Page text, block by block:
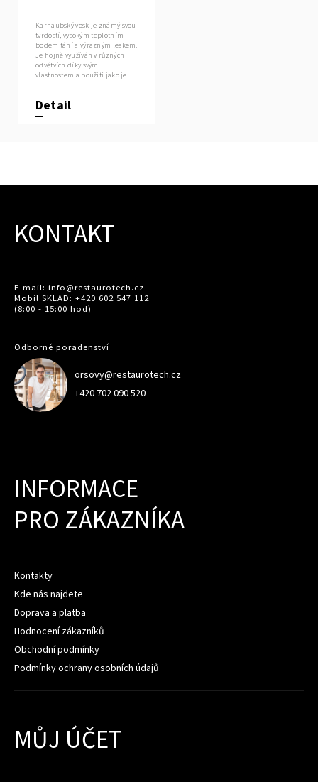
Detail
Karnaubský vosk je známý svou
tvrdostí, vysokým teplotním
bodem tání a výrazným leskem.
Je hojně využíván v různých
odvětvích díky svým
vlastnostem a použití jako je
KONTAKT
E-mail: info@restaurotech.cz
Mobil SKLAD: +420 602 547 112
(8:00 - 15:00 hod)
Odborné poradenství
orsovy@restaurotech.cz
+420 702 090 520
INFORMACE
PRO ZÁKAZNÍKA
Kontakty
Kde nás najdete
Doprava a platba
Hodnocení zákazníků
Obchodní podmínky
Podmínky ochrany osobních údajů
MŮJ ÚČET